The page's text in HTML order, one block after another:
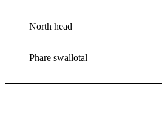
North head
Phare swallotal